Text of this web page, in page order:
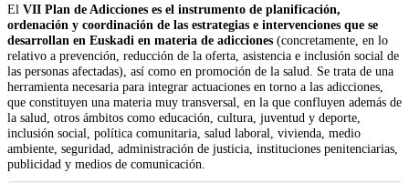
El VII Plan de Adicciones es el instrumento de planificación,
ordenación y coordinación de las estrategias e intervenciones que se
desarrollan en Euskadi en materia de adicciones (concretamente, en lo
relativo a prevención, reducción de la oferta, asistencia e inclusión social de
las personas afectadas), así como en promoción de la salud. Se trata de una
herramienta necesaria para integrar actuaciones en torno a las adicciones,
que constituyen una materia muy transversal, en la que confluyen además de
la salud, otros ámbitos como educación, cultura, juventud y deporte,
inclusión social, política comunitaria, salud laboral, vivienda, medio
ambiente, seguridad, administración de justicia, instituciones penitenciarias,
publicidad y medios de comunicación.